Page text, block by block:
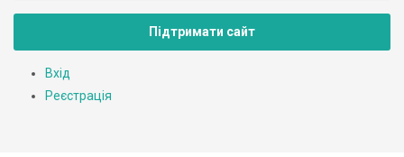
Підтримати сайт
Вхід
Реєстрація